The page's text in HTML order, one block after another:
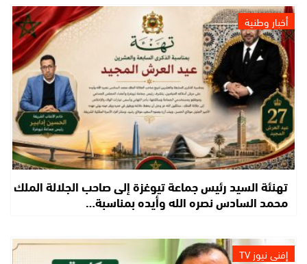
أخبار وطنية
تهنئة السيد رئيس جماعة تيوغزة إلى صاحب الجلالة الملك
محمد السادس نصره الله وأيده بمناسبة…
إفني نيوز TV